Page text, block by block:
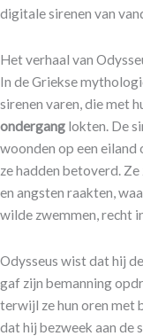
digitale sirenen van
Het verhaal van
In de Griekse
sirenen varen, die met
ondergang lokten. De
woonden op een eiland
ze hadden betoverd.
en angsten raakten,
wilde zwemmen, recht
Odysseus wist dat hij de
gaf zijn bemanning
terwijl ze hun oren met
dat hij bezweek aan de